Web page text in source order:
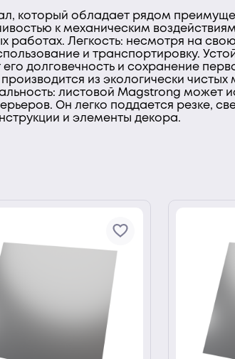
который обладает рядом
к механическим
работах. Легкость: несмотря на
и транспортировку.
долговечность и сохранение
из экологически
листовой Magstrong может
Он легко поддается резке,
и элементы декора.